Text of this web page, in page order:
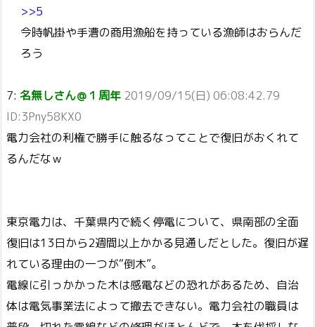
>>5
今時帆掛や手漕の商用漁船を持っている漁師はおらんだ
ろう
7: 名無しさん＠１周年 2019/09/15(日) 06:08:42.79
ID:3Pny58KX0
電力会社の利権で勝手に触るなってことで復旧がおくれて
るんだなｗ
東京電力は、千葉県内で続く停電について、県南部の全面
復旧は13日から2週間以上かかる見通しだとした。復旧が遅
れている理由の一つが“倒木”。
電線に引っかかった木は感電などの恐れがあるため、自治
体は電気事業法によって撤去できない。電力会社の職員は